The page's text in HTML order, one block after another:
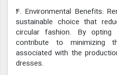
4. Environmental Benefits:
sustainable choice that
circular fashion. By
contribute to minimizing
associated with the
dresses.